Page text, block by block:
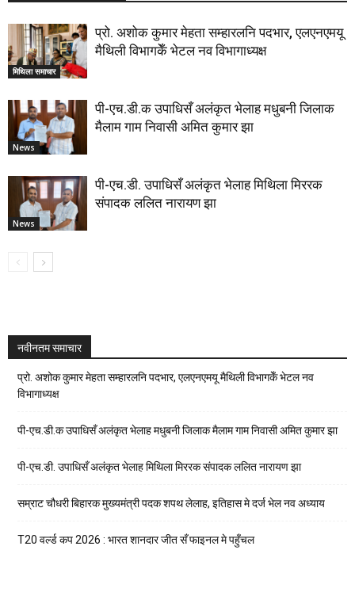
मिथिला समाचार
प्रो. अशोक कुमार मेहता सम्हारलनि पदभार, एलएनएमयू
मैथिली विभागकेँ भेटल नव विभागाध्यक्ष
News
पी-एच.डी.क उपाधिसँ अलंकृत भेलाह मधुबनी जिलाक
मैलाम गाम निवासी अमित कुमार झा
News
पी-एच.डी. उपाधिसँ अलंकृत भेलाह मिथिला मिररक
संपादक ललित नारायण झा
नवीनतम समाचार
प्रो. अशोक कुमार मेहता सम्हारलनि पदभार, एलएनएमयू मैथिली विभागकेँ भेटल नव
विभागाध्यक्ष
पी-एच.डी.क उपाधिसँ अलंकृत भेलाह मधुबनी जिलाक मैलाम गाम निवासी अमित कुमार झा
पी-एच.डी. उपाधिसँ अलंकृत भेलाह मिथिला मिररक संपादक ललित नारायण झा
सम्राट चौधरी बिहारक मुख्यमंत्री पदक शपथ लेलाह, इतिहास मे दर्ज भेल नव अध्याय
T20 वर्ल्ड कप 2026 : भारत शानदार जीत सँ फाइनल मे पहुँचल